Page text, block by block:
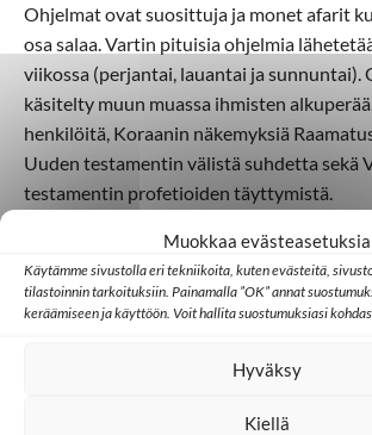
Muokkaa evästeasetuksia
Käytämme sivustolla eri tekniikoita, kuten evästeitä,
tilastoinnin tarkoituksiin. Painamalla ”OK” annat
keräämiseen ja käyttöön. Voit hallita suostumuksiasi
Hyväksy
Kiellä
Ohjelmat ovat suosittuja ja monet afarit
osa salaa. Vartin pituisia ohjelmia
viikossa (perjantai, lauantai ja sunnuntai).
käsitelty muun muassa ihmisten
henkilöitä, Koraanin näkemyksiä
Uuden testamentin välistä suhdetta sekä
testamentin profetioiden täyttymistä.
Afarinkielisen ohjelman kuuntelija kertoo:
ohjelmaa ryhmässä. Ohjelma loppuu liian
Tapasin joitakin vuosia sitten afareita,
kuinka kaukaisessa maassa on ihmisiä,